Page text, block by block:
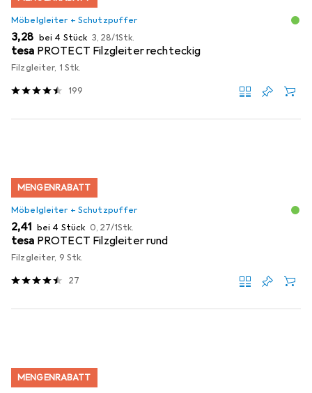
Möbelgleiter + Schutzpuffer
EUR
3,28 bei 4 Stück EUR
3,28/1Stk.
tesa PROTECT Filzgleiter rechteckig
Filzgleiter, 1 Stk.
199
MENGENRABATT
Möbelgleiter + Schutzpuffer
EUR
2,41 bei 4 Stück EUR
0,27/1Stk.
tesa PROTECT Filzgleiter rund
Filzgleiter, 9 Stk.
27
MENGENRABATT